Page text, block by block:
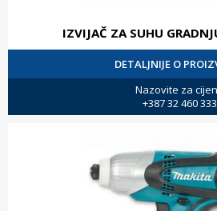
IZVIJAČ ZA SUHU
DETALJNIJE O
Nazovite za
+387 32 460 333